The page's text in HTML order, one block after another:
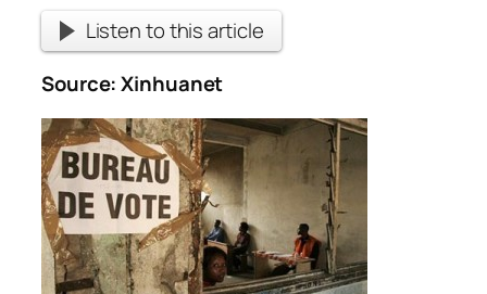
Listen to this article
Source:Xinhuanet